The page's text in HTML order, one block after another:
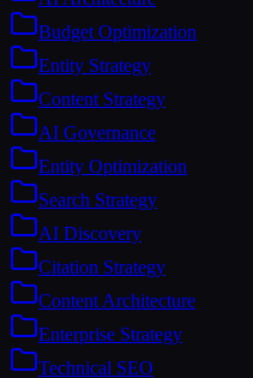
Budget Optimization
Entity Strategy
Content Strategy
AI Governance
Entity Optimization
Search Strategy
AI Discovery
Citation Strategy
Content Architecture
Enterprise Strategy
Technical SEO